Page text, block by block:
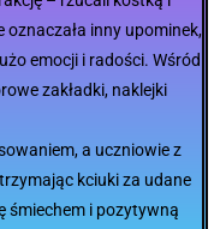
inny upominek,
emocji i radości. Wśród
zakładki, naklejki
a uczniowie z
kciuki za udane
śmiechem i pozytywną